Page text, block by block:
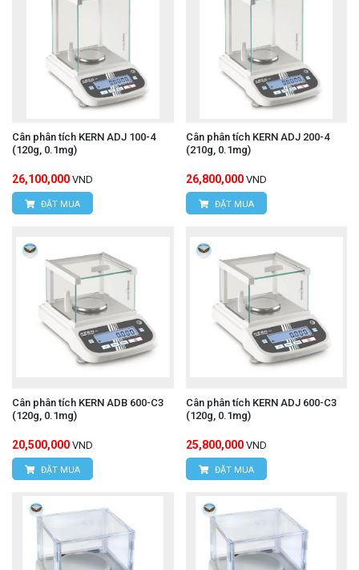
Cân phân tích KERN ADJ 100-4
(120g, 0.1mg)
26,100,000 VND
ĐẶT MUA
Cân phân tích KERN ADJ 200-4
(210g, 0.1mg)
26,800,000 VND
ĐẶT MUA
Cân phân tích KERN ADB 600-C3
(120g, 0.1mg)
20,500,000 VND
ĐẶT MUA
Cân phân tích KERN ADJ 600-C3
(120g, 0.1mg)
25,800,000 VND
ĐẶT MUA